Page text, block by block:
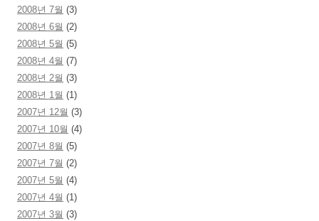
2008년 7월 (3)
2008년 6월 (2)
2008년 5월 (5)
2008년 4월 (7)
2008년 2월 (3)
2008년 1월 (1)
2007년 12월 (3)
2007년 10월 (4)
2007년 8월 (5)
2007년 7월 (2)
2007년 5월 (4)
2007년 4월 (1)
2007년 3월 (3)